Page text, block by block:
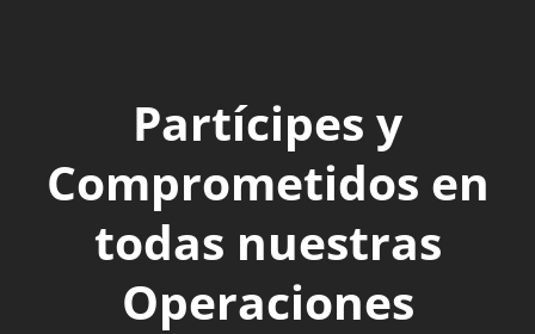
Partícipes y
Comprometidos en
todas nuestras
Operaciones